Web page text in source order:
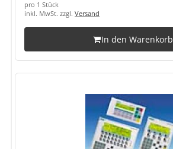
pro 1 Stück
inkl. MwSt. zzgl. Versand
In den Warenkorb